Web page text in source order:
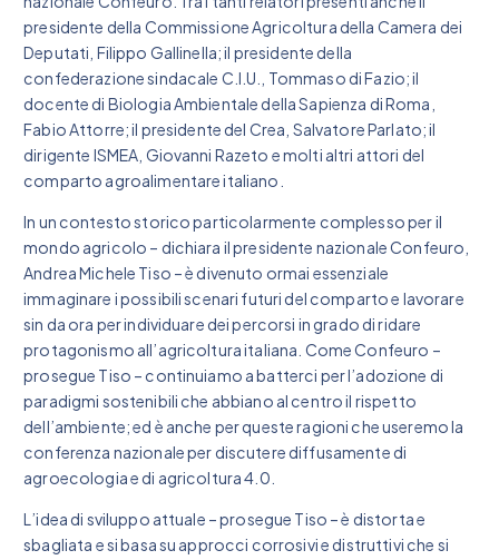
presidente della Commissione Agricoltura della Camera dei
Deputati, Filippo Gallinella; il presidente della
confederazione sindacale C.I.U., Tommaso di Fazio; il
docente di Biologia Ambientale della Sapienza di Roma,
Fabio Attorre; il presidente del Crea, Salvatore Parlato; il
dirigente ISMEA, Giovanni Razeto e molti altri attori del
comparto agroalimentare italiano.
In un contesto storico particolarmente complesso per il
mondo agricolo – dichiara il presidente nazionale Confeuro,
Andrea Michele Tiso – è divenuto ormai essenziale
immaginare i possibili scenari futuri del comparto e lavorare
sin da ora per individuare dei percorsi in grado di ridare
protagonismo all’agricoltura italiana. Come Confeuro –
prosegue Tiso – continuiamo a batterci per l’adozione di
paradigmi sostenibili che abbiano al centro il rispetto
dell’ambiente; ed è anche per queste ragioni che useremo la
conferenza nazionale per discutere diffusamente di
agroecologia e di agricoltura 4.0.
L’idea di sviluppo attuale – prosegue Tiso – è distorta e
sbagliata e si basa su approcci corrosivi e distruttivi che si